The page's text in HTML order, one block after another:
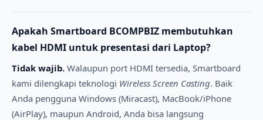
Apakah Smartboard BCOMPBIZ membutuhkan
kabel HDMI untuk presentasi dari Laptop?
Tidak wajib. Walaupun port HDMI tersedia, Smartboard
kami dilengkapi teknologi Wireless Screen Casting. Baik
Anda pengguna Windows (Miracast), MacBook/iPhone
(AirPlay), maupun Android, Anda bisa langsung